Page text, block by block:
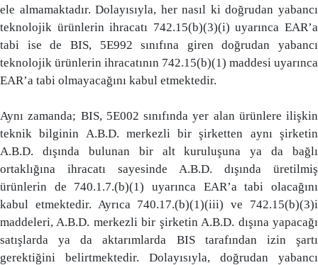
ele almamaktadır. Dolayısıyla, her nasıl ki doğrudan yabancı
teknolojik ürünlerin ihracatı 742.15(b)(3)(i) uyarınca EAR’a
tabi ise de BIS, 5E992 sınıfına giren doğrudan yabancı
teknolojik ürünlerin ihracatının 742.15(b)(1) maddesi uyarınca
EAR’a tabi olmayacağını kabul etmektedir.
Aynı zamanda; BIS, 5E002 sınıfında yer alan ürünlere ilişkin
teknik bilginin A.B.D. merkezli bir şirketten aynı şirketin
A.B.D. dışında bulunan bir alt kuruluşuna ya da bağlı
ortaklığına ihracatı sayesinde A.B.D. dışında üretilmiş
ürünlerin de 740.1.7.(b)(1) uyarınca EAR’a tabi olacağını
kabul etmektedir. Ayrıca 740.17.(b)(1)(iii) ve 742.15(b)(3)i
maddeleri, A.B.D. merkezli bir şirketin A.B.D. dışına yapacağı
satışlarda ya da aktarımlarda BIS tarafından izin şartı
gerektiğini belirtmektedir. Dolayısıyla, doğrudan yabancı